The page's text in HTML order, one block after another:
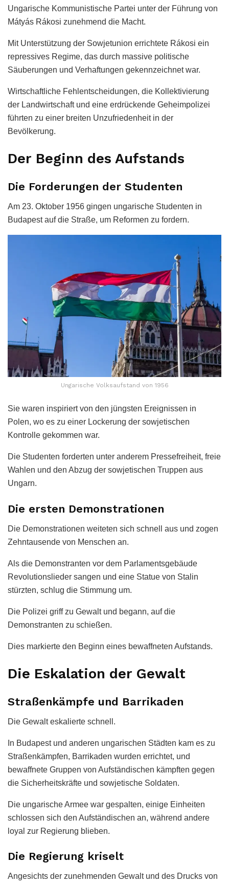
Ungarische Kommunistische Partei unter der Führung von
Mátyás Rákosi zunehmend die Macht.
Mit Unterstützung der Sowjetunion errichtete Rákosi ein
repressives Regime, das durch massive politische
Säuberungen und Verhaftungen gekennzeichnet war.
Wirtschaftliche Fehlentscheidungen, die Kollektivierung
der Landwirtschaft und eine erdrückende Geheimpolizei
führten zu einer breiten Unzufriedenheit in der
Bevölkerung.
Der Beginn des Aufstands
Die Forderungen der Studenten
Am 23. Oktober 1956 gingen ungarische Studenten in
Budapest auf die Straße, um Reformen zu fordern.
Ungarische Volksaufstand von 1956
Sie waren inspiriert von den jüngsten Ereignissen in
Polen, wo es zu einer Lockerung der sowjetischen
Kontrolle gekommen war.
Die Studenten forderten unter anderem Pressefreiheit, freie
Wahlen und den Abzug der sowjetischen Truppen aus
Ungarn.
Die ersten Demonstrationen
Die Demonstrationen weiteten sich schnell aus und zogen
Zehntausende von Menschen an.
Als die Demonstranten vor dem Parlamentsgebäude
Revolutionslieder sangen und eine Statue von Stalin
stürzten, schlug die Stimmung um.
Die Polizei griff zu Gewalt und begann, auf die
Demonstranten zu schießen.
Dies markierte den Beginn eines bewaffneten Aufstands.
Die Eskalation der Gewalt
Straßenkämpfe und Barrikaden
Die Gewalt eskalierte schnell.
In Budapest und anderen ungarischen Städten kam es zu
Straßenkämpfen, Barrikaden wurden errichtet, und
bewaffnete Gruppen von Aufständischen kämpften gegen
die Sicherheitskräfte und sowjetische Soldaten.
Die ungarische Armee war gespalten, einige Einheiten
schlossen sich den Aufständischen an, während andere
loyal zur Regierung blieben.
Die Regierung kriselt
Angesichts der zunehmenden Gewalt und des Drucks von